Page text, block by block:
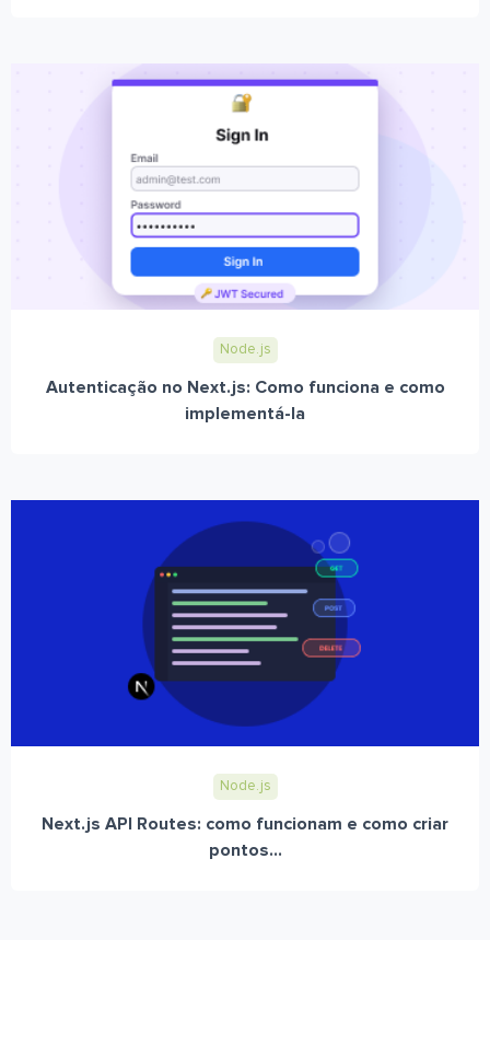
Node.js
Autenticação no Next.js: Como funciona e como
implementá-la
Node.js
Next.js API Routes: como funcionam e como criar
pontos...